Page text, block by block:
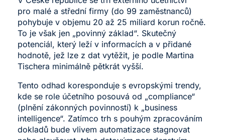
pro malé a střední firmy (do 99 zaměstnanců)
pohybuje v objemu 20 až 25 miliard korun ročně.
To je však jen „povinný základ“. Skutečný
potenciál, který leží v informacích a v přidané
hodnotě, jež lze z dat vytěžit, je podle Martina
Tischera minimálně pětkrát vyšší.
Tento odhad koresponduje s evropskými trendy,
kde se role účetního posouvá od „compliance“
(plnění zákonných povinností) k „business
intelligence“. Zatímco trh s pouhým zpracováním
dokladů bude vlivem automatizace stagnovat